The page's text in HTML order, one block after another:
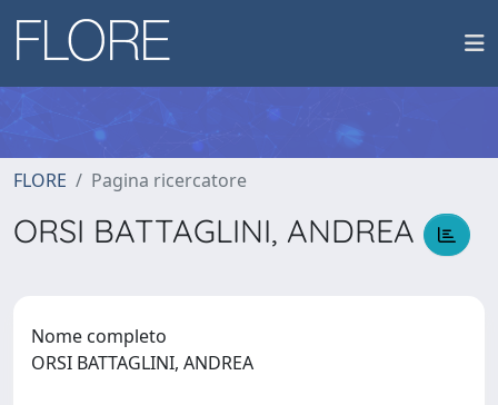
FLORE Pagina ricercatore
ORSI BATTAGLINI, ANDREA
Nome completo
ORSI BATTAGLINI, ANDREA